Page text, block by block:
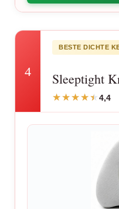
4
BESTE DICHTE
Sleeptight
4,4